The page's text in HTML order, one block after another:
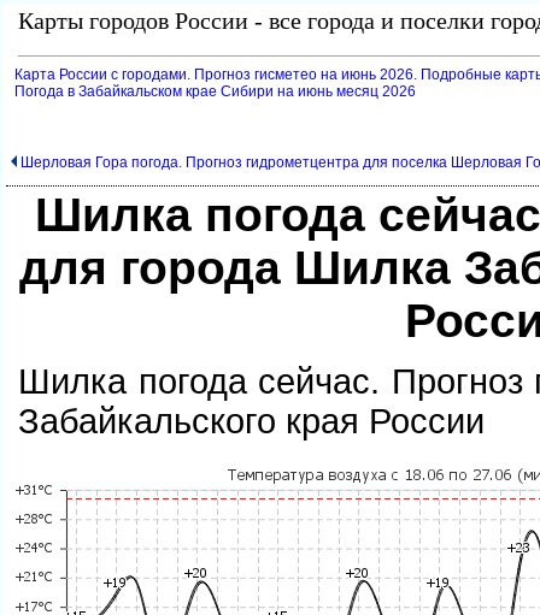
Карты городов России - все города и поселки
Карта России с городами. Прогноз гисметео на июнь 2026. Подробные
Погода в Забайкальском крае Сибири на июнь месяц 2026
Шерловая Гора погода. Прогноз гидрометцентра для поселка Шерловая
Шилка погода
для города Шилка
Шилка погода сейчас.
Забайкальского края России